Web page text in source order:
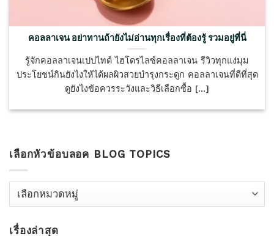
คอลลาเจน อย่าทานถ้ายังไม่อ่านทุกเรื่องที่ต้องรู้ รวมอยู่ที่นี่
รู้จักคอลลาเจนเปปไทด์ ไฮโดรไลซ์คอลลาเจน รีวิวทุกแง่มุม
ประโยชน์กินยังไงให้ได้ผลผิวสวยบำรุงกระดูก คอลลาเจนที่ดีที่สุด
ดูยังไงข้อควรระวังและวิธีเลือกซื้อ [...]
เลือกหัวข้อบลอค BLOG TOPICS
เลือก
บลอค
เรื่องล่าสุด